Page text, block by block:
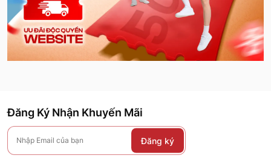
Đăng Ký Nhận Khuyến Mãi
Đăng ký